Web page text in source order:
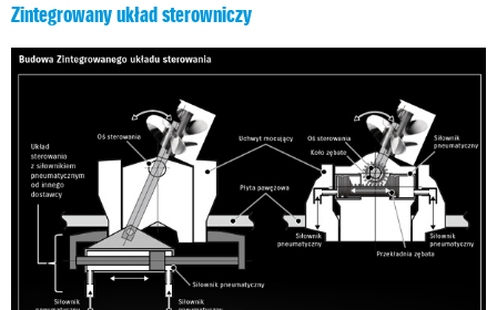
Zintegrowany układ sterowniczy